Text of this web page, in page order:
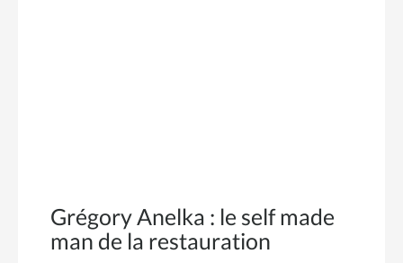
Grégory Anelka : le self made
man de la restauration